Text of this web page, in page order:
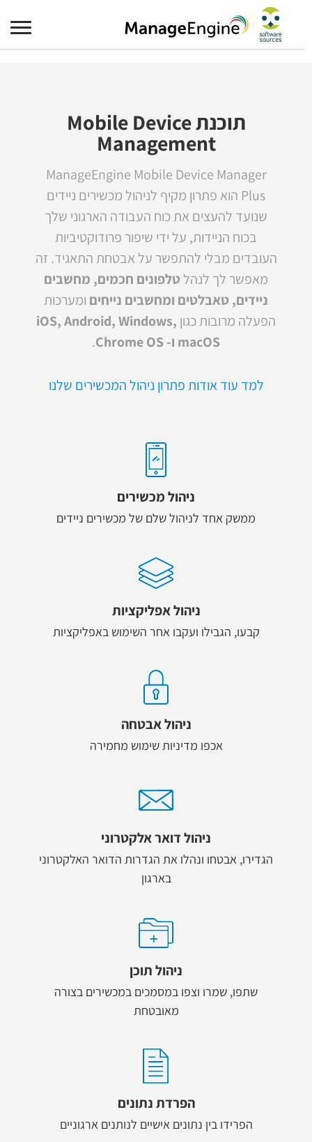
תוכנת Mobile Device
Management
ManageEngine Mobile Device Manager
Plus הוא פתרון מקיף לניהול מכשירים ניידים
שנועד להעצים את כוח העבודה הארגוני שלך
בכוח הניידות, על ידי שיפור פרודוקטיביות
העובדים מבלי להתפשר על אבטחת התאגיד. זה
מאפשר לך לנהלטלפונים חכמים, מחשבים
ניידים, טאבלטים ומחשבים נייחים ומערכות
הפעלה מרובות כגון iOS, Android, Windows,
macOS ו- Chrome OS
.
למד עוד אודות פתרון ניהול המכשירים שלנו
ניהול מכשירים
ממשק אחד לניהול שלם של מכשירים ניידים
ניהול אפליקציות
קבעו, הגבילו ועקבו אחר השימוש באפליקציות
ניהול אבטחה
אכפו מדיניות שימוש מחמירה
ניהול דואר אלקטרוני
הגדירו, אבטחו ונהלו את הגדרות הדואר האלקטרוני
בארגון
ניהול תוכן
שתפו, שמרו וצפו במסמכים במכשירים בצורה
מאובטחת
הפרדת נתונים
הפרידו בין נתונים אישיים לנותנים ארגוניים